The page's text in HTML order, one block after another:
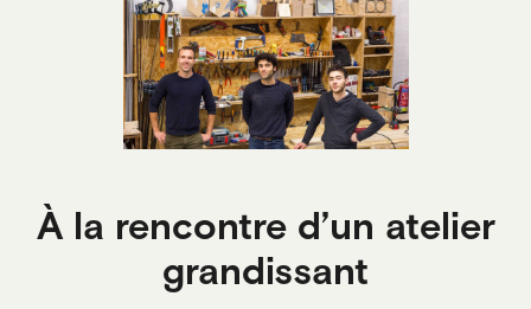
À la rencontre d’un atelier
grandissant